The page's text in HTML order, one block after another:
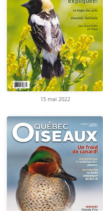
15 mai 2022